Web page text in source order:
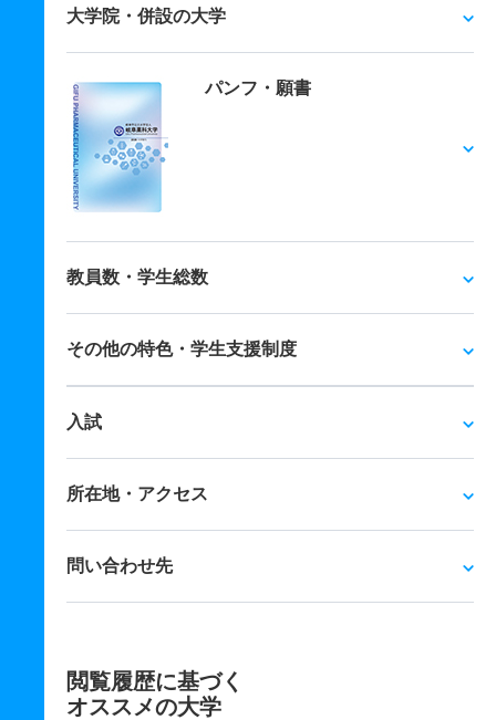
大学院・併設の大学
パンフ・願書
教員数・学生総数
その他の特色・学生支援制度
入試
所在地・アクセス
問い合わせ先
閲覧履歴に基づく
オススメの大学